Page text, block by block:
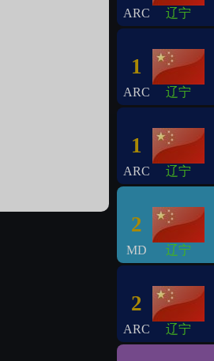
ARC 辽宁
1
ARC 辽宁
1
ARC 辽宁
2
MD 辽宁
2
ARC 辽宁